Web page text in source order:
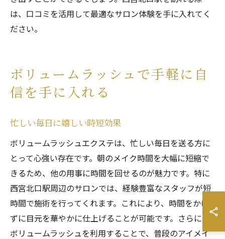
は、口コミを活用して最適なサロン体験を手に入れてく
ださい。
ボリュームラッシュで手軽に自
信を手に入れる
忙しい毎日に嬉しい時短効果
ボリュームラッシュエクステは、忙しい毎日を送る方に
とって心強い存在です。朝のメイク時間を大幅に短縮で
きるため、他の用事に時間を回せるのが魅力です。特に
西宮北口駅周辺のサロンでは、経験豊富なスタッフが短
時間で施術を行ってくれます。これにより、時間をかけ
ずに目元を華やかに仕上げることが可能です。さらに、
ボリュームラッシュを利用することで、普段のアイメイ